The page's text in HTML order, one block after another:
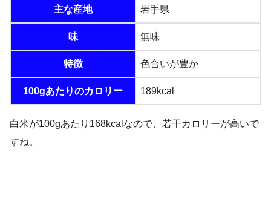
主な産地 岩手県
味 無味
特徴 色合いが豊か
100gあたりのカロリー 189kcal
白米が100gあたり168kcalなので、若干カロリーが高いで
すね。